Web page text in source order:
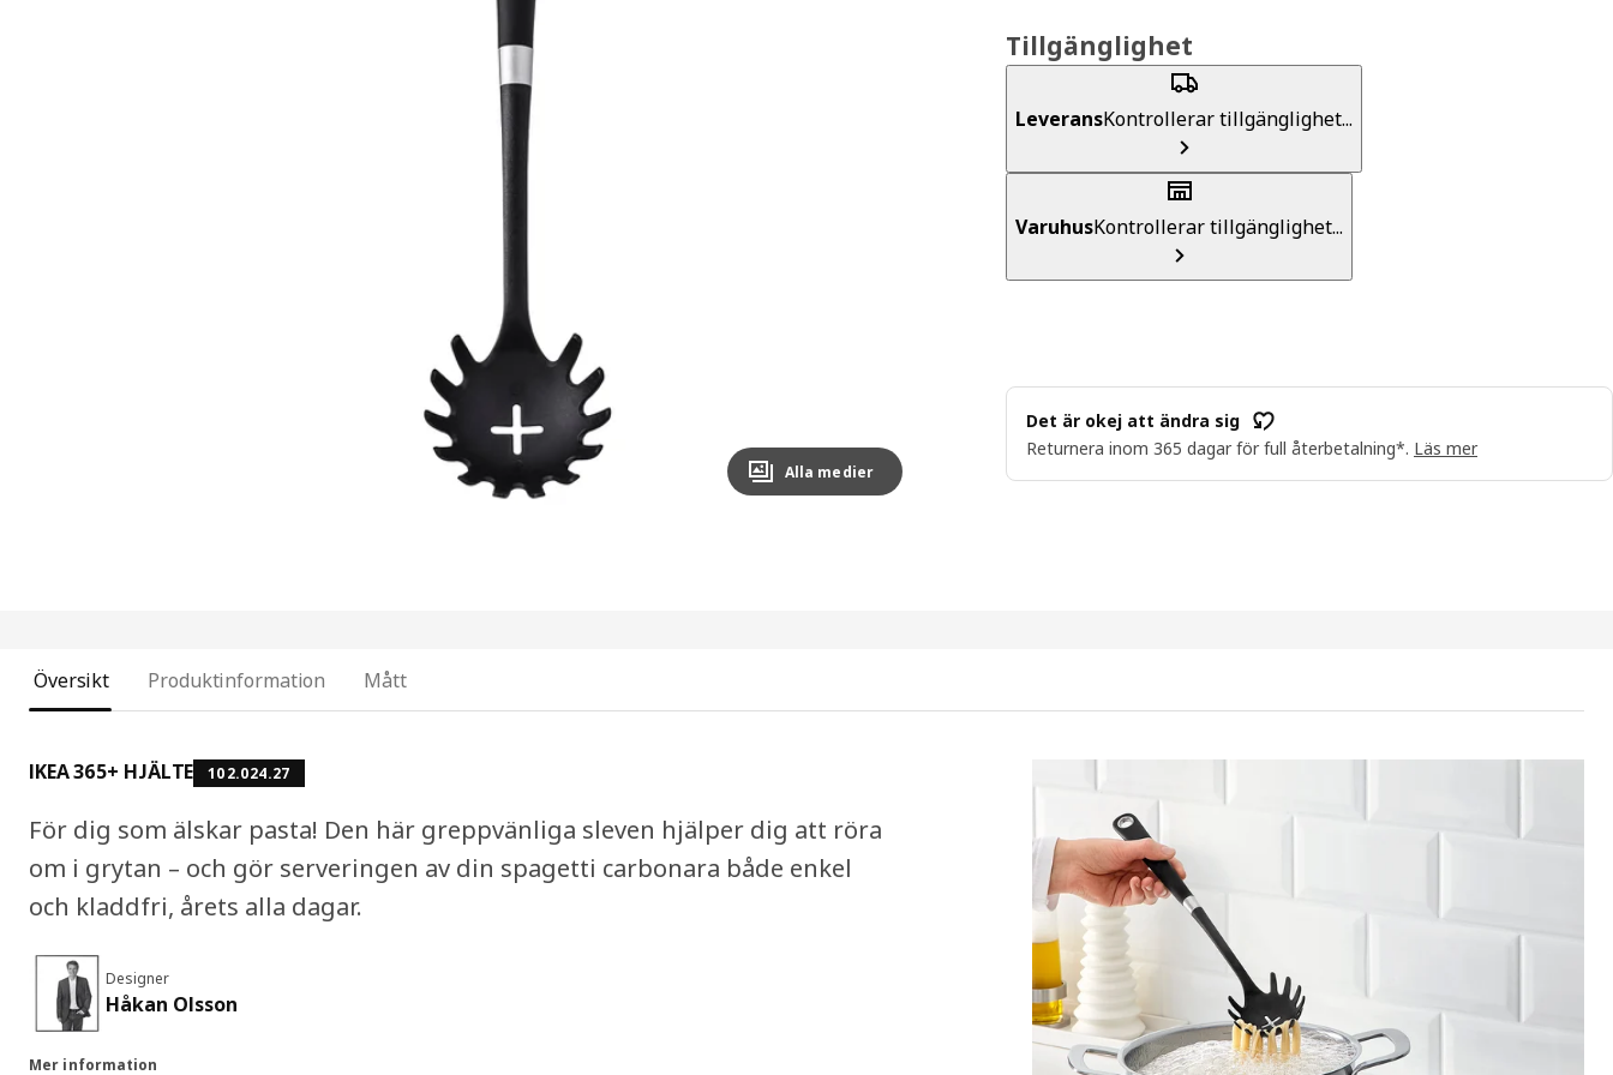
Alla medier
Tillgänglighet
LeveransKontrollerar tillgänglighet...
VaruhusKontrollerar tillgänglighet...
Det är okej att ändra sig
Returnera inom 365 dagar för full återbetalning*. Läs mer
Översikt Produktinformation Mått
IKEA 365+ HJÄLTE 102.024.27
För dig som älskar pasta! Den här greppvänliga sleven hjälper dig att röra
om i grytan – och gör serveringen av din spagetti carbonara både enkel
och kladdfri, årets alla dagar.
Designer
Håkan Olsson
Mer information